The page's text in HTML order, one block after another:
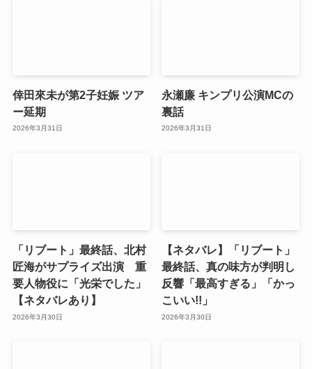
倖田來未が第2子妊娠 ツア
ー延期
2026年3月31日
永瀬廉 キンプリ公演MCの
裏話
2026年3月31日
「リブート」最終話、北村
匠海がサプライズ出演 重
要人物役に「光栄でした」
【ネタバレあり】
2026年3月30日
【ネタバレ】「リブート」
最終話、真の味方が判明し
反響「最高すぎる」「かっ
こいい!!」
2026年3月30日